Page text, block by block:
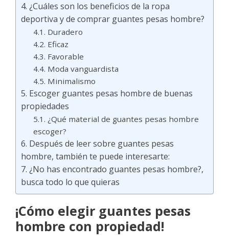
¿Cuáles son los beneficios de la ropa
deportiva y de comprar guantes pesas hombre?
Duradero
Eficaz
Favorable
Moda vanguardista
Minimalismo
Escoger guantes pesas hombre de buenas
propiedades
¿Qué material de guantes pesas hombre
escoger?
Después de leer sobre guantes pesas
hombre, también te puede interesarte:
¿No has encontrado guantes pesas hombre?,
busca todo lo que quieras
¡Cómo elegir guantes pesas
hombre con propiedad!